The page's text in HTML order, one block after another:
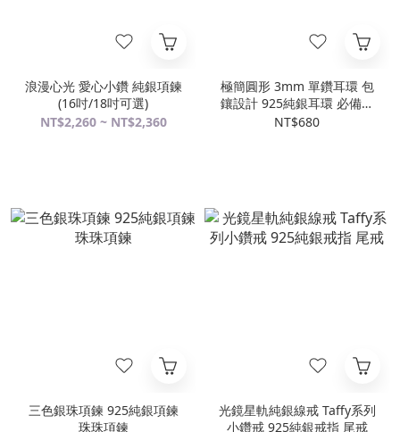
浪漫心光 愛心小鑽 純銀項鍊
(16吋/18吋可選)
NT$2,260 ~ NT$2,360
極簡圓形 3mm 單鑽耳環 包
鑲設計 925純銀耳環 必備款
男生耳環
NT$680
三色銀珠項鍊 925純銀項鍊
珠珠項鍊
光鏡星軌純銀線戒 Taffy系列
小鑽戒 925純銀戒指 尾戒